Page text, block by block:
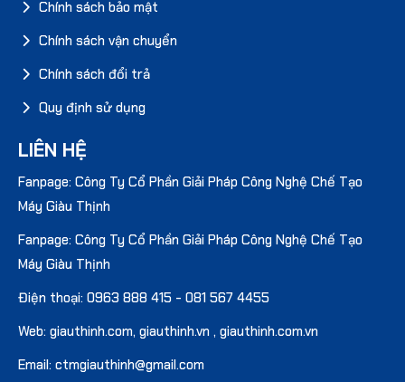
Chính sách bảo mật
Chính sách vận chuyển
Chính sách đổi trả
Quy định sử dụng
LIÊN HỆ
Fanpage: Công Ty Cổ Phần Giải Pháp Công Nghệ Chế Tạo
Máy Giàu Thịnh
Fanpage: Công Ty Cổ Phần Giải Pháp Công Nghệ Chế Tạo
Máy Giàu Thịnh
Điện thoại: 0963 888 415 - 081 567 4455
Web: giauthinh.com, giauthinh.vn , giauthinh.com.vn
Email: ctmgiauthinh@gmail.com